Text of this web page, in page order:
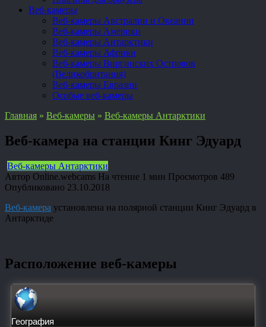
Веб-камеры
Веб-камеры Австралии и Океании
Веб-камеры Америки
Веб-камеры Антарктики
Веб-камеры Африки
Веб-камеры Виргинских Островов
(Великобритания)
Веб-камеры Евразии
Особые веб-камеры
Главная » Веб-камеры » Веб-камеры Антарктики
Веб-камера на станции Кинг Эдуард
Веб-камеры Антарктики
Автор Online.webcams На чтение 1 мин Просмотров 489
Опубликовано 23.10.2018
Веб-камера установлена на полярной станции Кинг Эдуард в
Антарктиде
Расположение веб-камеры
География